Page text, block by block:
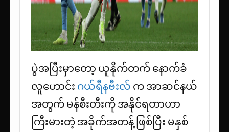
ပွဲအပြီးမှာတော့ ယူနိုက်တက် နောက်ခံ
လူဟောင်း ဂယ်ရီနဗီးလ် က အာဆင်နယ်
အတွက် မန်စီးတီးကို အနိုင်ရဝာာဟာ
ကြီးမားတဲ့ အခိုက်အတန့် ဖြစ်ပြီး မနှစ်